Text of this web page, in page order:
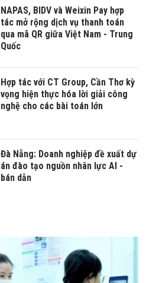
NAPAS, BIDV và Weixin Pay hợp
tác mở rộng dịch vụ thanh toán
qua mã QR giữa Việt Nam - Trung
Quốc
Hợp tác với CT Group, Cần Thơ kỳ
vọng hiện thực hóa lời giải công
nghệ cho các bài toán lớn
Đà Nẵng: Doanh nghiệp đề xuất dự
án đào tạo nguồn nhân lực AI -
bán dẫn